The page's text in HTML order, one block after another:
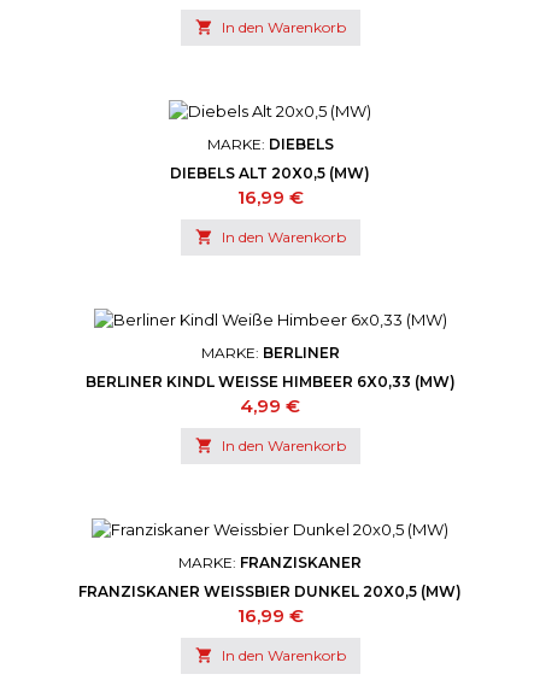
 In den Warenkorb
MARKE: DIEBELS
DIEBELS ALT 20X0,5 (MW)
Preis
16,99 €
 In den Warenkorb
MARKE: BERLINER
BERLINER KINDL WEISSE HIMBEER 6X0,33 (MW)
Preis
4,99 €
 In den Warenkorb
MARKE: FRANZISKANER
FRANZISKANER WEISSBIER DUNKEL 20X0,5 (MW)
Preis
16,99 €
 In den Warenkorb